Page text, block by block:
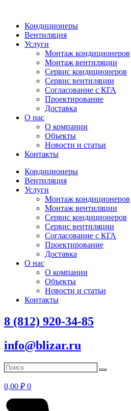
Кондиционеры
Вентиляция
Услуги
Монтаж кондиционеров
Монтаж вентиляции
Сервис кондиционеров
Сервис вентиляции
Согласование с КГА
Проектирование
Доставка
О нас
О компании
Объекты
Новости и статьи
Контакты
Кондиционеры
Вентиляция
Услуги
Монтаж кондиционеров
Монтаж вентиляции
Сервис кондиционеров
Сервис вентиляции
Согласование с КГА
Проектирование
Доставка
О нас
О компании
Объекты
Новости и статьи
Контакты
8 (812) 920-34-85
info@blizar.ru
0,00 ₽ 0